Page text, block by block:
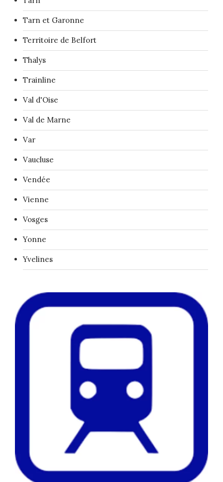
Tarn et Garonne
Territoire de Belfort
Thalys
Trainline
Val d'Oise
Val de Marne
Var
Vaucluse
Vendée
Vienne
Vosges
Yonne
Yvelines